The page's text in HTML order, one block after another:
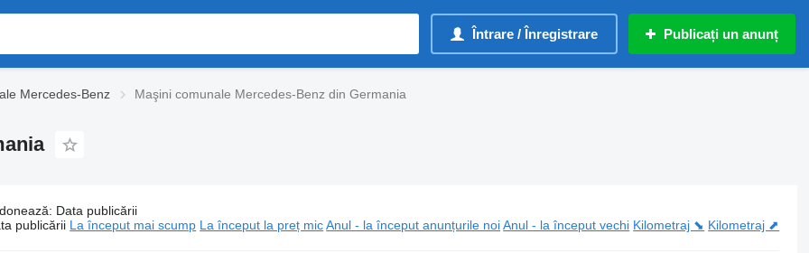
Întrare / Înregistrare Publicați un anunț
Mercedes-Benz Maşini comunale Mercedes-Benz din Germania
Maşini comunale Mercedes-Benz din Germania
: Data publicării
publicării La început mai scump La început la preț mic Anul - la început anunțurile noi Anul - la început vechi Kilometraj ⬊ Kilometraj ⬈